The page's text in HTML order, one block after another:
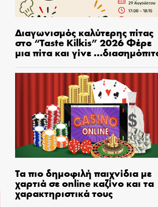
Διαγωνισμός καλύτερης πίτας
στο “Taste Kilkis” 2026 Φέρε
μια πίτα και γίνε
Τα πιο δημοφιλή παιχνίδια με
χαρτιά σε online καζίνο και τα
χαρακτηριστικά τους